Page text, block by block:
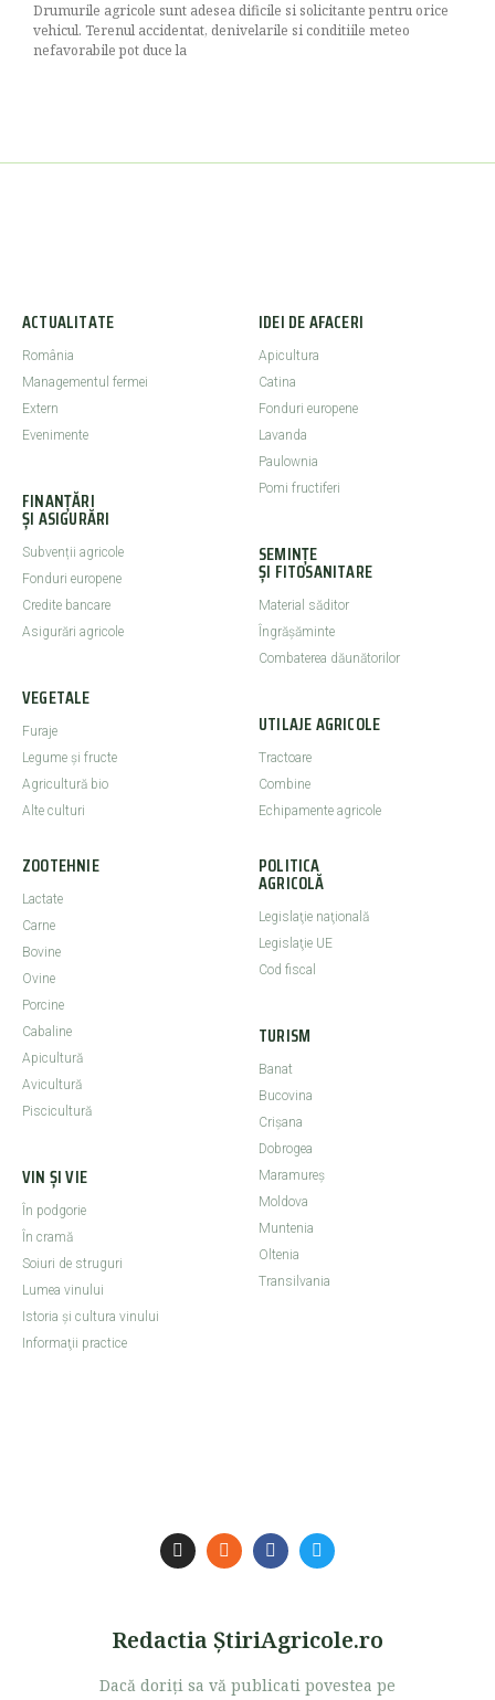
Drumurile agricole sunt adesea dificile si solicitante pentru orice
vehicul. Terenul accidentat, denivelarile si conditiile meteo
nefavorabile pot duce la
ACTUALITATE
România
Managementul fermei
Extern
Evenimente
FINANȚĂRI
ȘI ASIGURĂRI
Subvenții agricole
Fonduri europene
Credite bancare
Asigurări agricole
VEGETALE
Furaje
Legume şi fructe
Agricultură bio
Alte culturi
IDEI DE AFACERI
Apicultura
Catina
Fonduri europene
Lavanda
Paulownia
Pomi fructiferi
SEMINȚE
ȘI FITOSANITARE
Material săditor
Îngrășăminte
Combaterea dăunătorilor
UTILAJE AGRICOLE
Tractoare
Combine
Echipamente agricole
ZOOTEHNIE
Lactate
Carne
Bovine
Ovine
Porcine
Cabaline
Apicultură
Avicultură
Piscicultură
VIN ȘI VIE
În podgorie
În cramă
Soiuri de struguri
Lumea vinului
Istoria şi cultura vinului
Informaţii practice
POLITICA
AGRICOLĂ
Legislaţie naţională
Legislaţie UE
Cod fiscal
TURISM
Banat
Bucovina
Crişana
Dobrogea
Maramureş
Moldova
Muntenia
Oltenia
Transilvania
Redactia ŞtiriAgricole.ro
Dacă doriţi sa vă publicati povestea pe